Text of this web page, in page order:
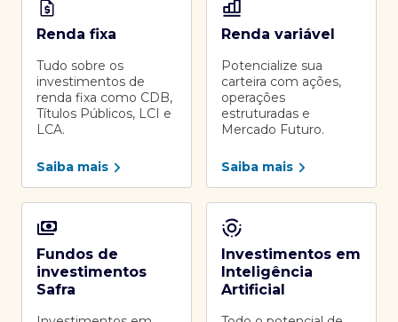
Renda fixa
Tudo sobre os
investimentos de
renda fixa como CDB,
Títulos Públicos, LCI e
LCA.
Saiba mais
Renda variável
Potencialize sua
carteira com ações,
operações
estruturadas e
Mercado Futuro.
Saiba mais
Fundos de
investimentos
Safra
Investimentos em
Inteligência
Artificial